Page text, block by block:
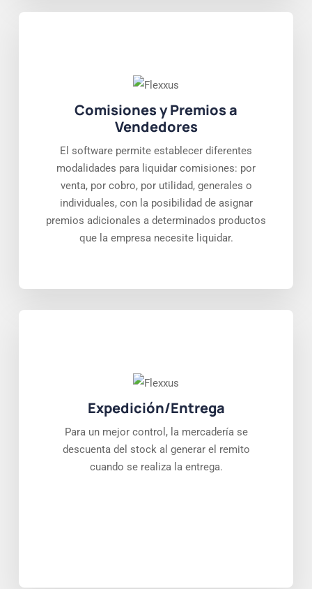
Comisiones y Premios a
Vendedores
El software permite establecer diferentes
modalidades para liquidar comisiones: por
venta, por cobro, por utilidad, generales o
individuales, con la posibilidad de asignar
premios adicionales a determinados productos
que la empresa necesite liquidar.
Expedición/Entrega
Para un mejor control, la mercadería se
descuenta del stock al generar el remito
cuando se realiza la entrega.